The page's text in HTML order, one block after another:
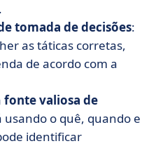
tomada de decisões:
as táticas corretas,
de acordo com a
fonte valiosa de
usando o quê, quando e
identificar